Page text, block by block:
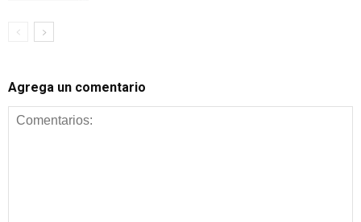
Agrega un comentario